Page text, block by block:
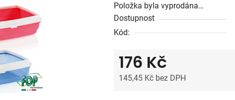
produktu
je
0,0
hvězdiček.
Položka byla vyprodána…
Dostupnost
Kód:
176 Kč
145,45 Kč bez DPH